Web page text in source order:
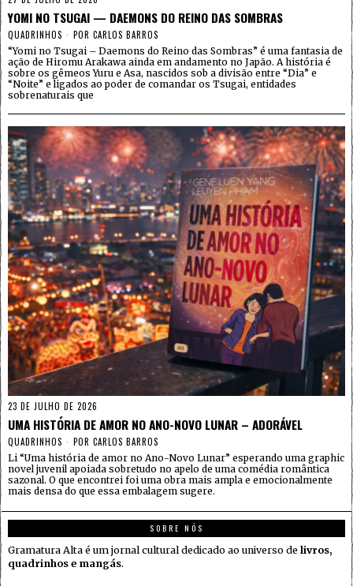
YOMI NO TSUGAI — DAEMONS DO REINO DAS SOMBRAS
QUADRINHOS POR CARLOS BARROS
“Yomi no Tsugai – Daemons do Reino das Sombras” é uma fantasia de
ação de Hiromu Arakawa ainda em andamento no Japão. A história é
sobre os gêmeos Yuru e Asa, nascidos sob a divisão entre “Dia” e
“Noite” e ligados ao poder de comandar os Tsugai, entidades
sobrenaturais que
23 DE JULHO DE 2026
UMA HISTÓRIA DE AMOR NO ANO-NOVO LUNAR – ADORÁVEL
QUADRINHOS POR CARLOS BARROS
Li “Uma história de amor no Ano-Novo Lunar” esperando uma graphic
novel juvenil apoiada sobretudo no apelo de uma comédia romântica
sazonal. O que encontrei foi uma obra mais ampla e emocionalmente
mais densa do que essa embalagem sugere.
SOBRE NÓS
Gramatura Alta é um jornal cultural dedicado ao universo de livros,
quadrinhos e mangás.